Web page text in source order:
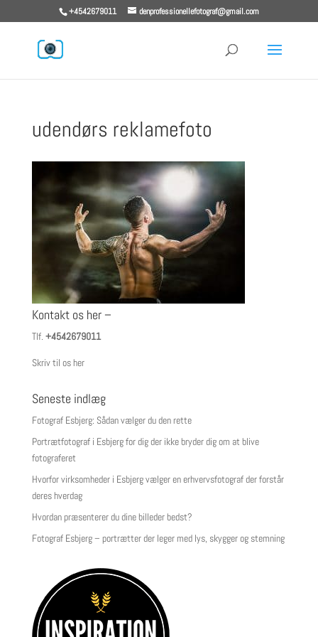
+4542679011 denprofessionellefotograf@gmail.com
udendørs reklamefoto
Kontakt os her –
Tlf. +4542679011
Skriv til os her
Seneste indlæg
Fotograf Esbjerg: Sådan vælger du den rette
Portrætfotograf i Esbjerg for dig der ikke bryder dig om at blive
fotograferet
Hvorfor virksomheder i Esbjerg vælger en erhvervsfotograf der forstår
deres hverdag
Hvordan præsenterer du dine billeder bedst?
Fotograf Esbjerg – portrætter der leger med lys, skygger og stemning